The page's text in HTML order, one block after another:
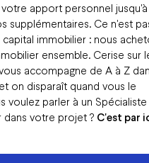
apport personnel jusqu'à
supplémentaires. Ce n'est
immobilier : nous
ensemble. Cerise sur
accompagne de A à Z
on disparaît quand vous le
voulez parler à un Spécialiste
dans votre projet ? C'est par